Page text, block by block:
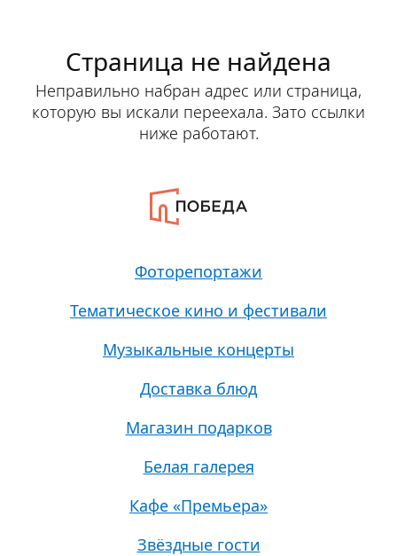
Страница не найдена
Неправильно набран адрес или страница,
которую вы искали переехала. Зато ссылки
ниже работают.
Фоторепортажи
Тематическое кино и фестивали
Музыкальные концерты
Доставка блюд
Магазин подарков
Белая галерея
Кафе «Премьера»
Звёздные гости